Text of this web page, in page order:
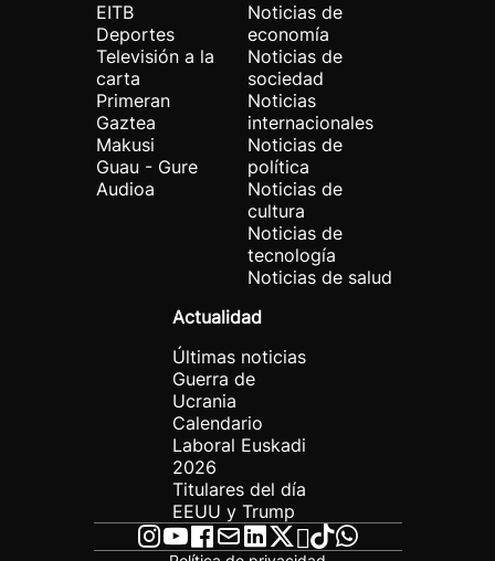
EITB
Deportes
Televisión a la
carta
Primeran
Gaztea
Makusi
Guau - Gure
Audioa
Noticias de
economía
Noticias de
sociedad
Noticias
internacionales
Noticias de
política
Noticias de
cultura
Noticias de
tecnología
Noticias de salud
Actualidad
Últimas noticias
Guerra de
Ucrania
Calendario
Laboral Euskadi
2026
Titulares del día
EEUU y Trump